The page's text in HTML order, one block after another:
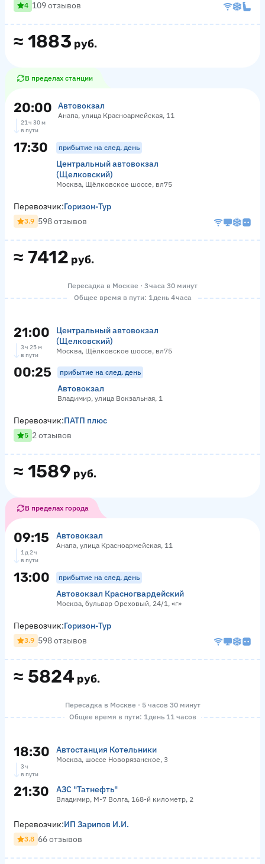
≈ 1883 руб.
4 109 отзывов
В пределах станции
20:00 Автовокзал
Анапа, улица Красноармейская, 11
21 ч 30 м
в пути
17:30 прибытие на след. день
Центральный автовокзал
(Щелковский)
Москва, Щёлковское шоссе, вл75
≈ 7412 руб.
Перевозчик:Горизон-Тур
3.9 598 отзывов
Пересадка в Москве · 3 часа 30 минут
Общее время в пути: 1 день 4 часа
21:00
Центральный автовокзал
(Щелковский)
Москва, Щёлковское шоссе, вл75
3 ч 25 м
в пути
00:25 прибытие на след. день
Автовокзал
Владимир, улица Вокзальная, 1
≈ 1589 руб.
Перевозчик:ПАТП плюс
5 2 отзывов
В пределах города
09:15 Автовокзал
Анапа, улица Красноармейская, 11
1 д 2 ч
в пути
13:00 прибытие на след. день
Автовокзал Красногвардейский
Москва, бульвар Ореховый, 24/1, «г»
≈ 5824 руб.
Перевозчик:Горизон-Тур
3.9 598 отзывов
Пересадка в Москве · 5 часов 30 минут
Общее время в пути: 1 день 11 часов
18:30 Автостанция Котельники
Москва, шоссе Новорязанское, 3
3 ч
в пути
21:30 АЗС "Татнефть"
Владимир, М-7 Волга, 168-й километр, 2
Перевозчик:ИП Зарипов И.И.
3.8 66 отзывов